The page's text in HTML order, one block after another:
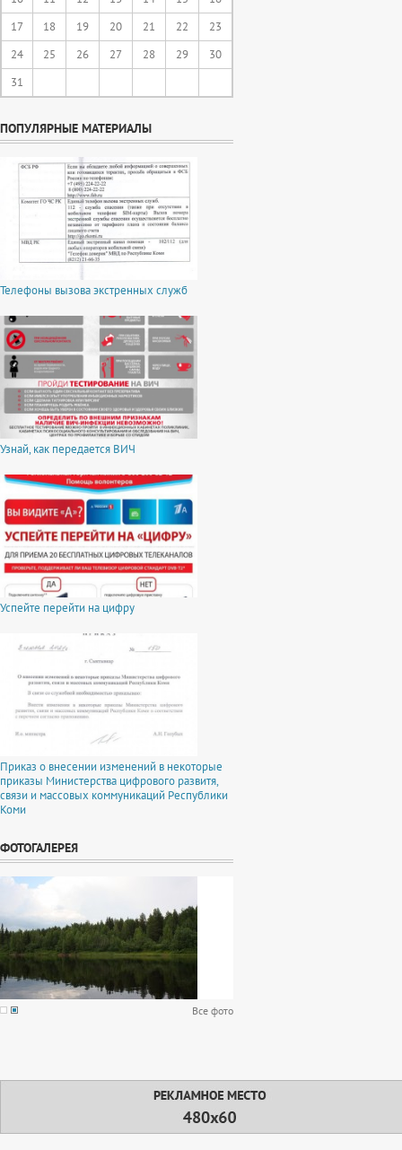
17
18 19 20 21 22
23
24
25 26 27 28 29
30
31
ПОПУЛЯРНЫЕ МАТЕРИАЛЫ
Телефоны вызова экстренных служб
Узнай, как передается ВИЧ
Успейте перейти на цифру
Приказ о внесении изменений в некоторые
приказы Министерства цифрового развитя,
связи и массовых коммуникаций Республики
Коми
ФОТОГАЛЕРЕЯ
Все фото